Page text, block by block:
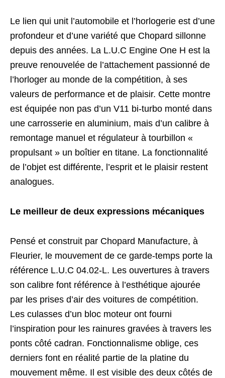
Le lien qui unit l’automobile et l’horlogerie est d’une
profondeur et d’une variété que Chopard sillonne
depuis des années. La L.U.C Engine One H est la
preuve renouvelée de l’attachement passionné de
l’horloger au monde de la compétition, à ses
valeurs de performance et de plaisir. Cette montre
est équipée non pas d’un V11 bi-turbo monté dans
une carrosserie en aluminium, mais d’un calibre à
remontage manuel et régulateur à tourbillon «
propulsant » un boîtier en titane. La fonctionnalité
de l’objet est différente, l’esprit et le plaisir restent
analogues.
Le meilleur de deux expressions mécaniques
Pensé et construit par Chopard Manufacture, à
Fleurier, le mouvement de ce garde-temps porte la
référence L.U.C 04.02-L. Les ouvertures à travers
son calibre font référence à l’esthétique ajourée
par les prises d’air des voitures de compétition.
Les culasses d’un bloc moteur ont fourni
l’inspiration pour les rainures gravées à travers les
ponts côté cadran. Fonctionnalisme oblige, ces
derniers font en réalité partie de la platine du
mouvement même. Il est visible des deux côtés de